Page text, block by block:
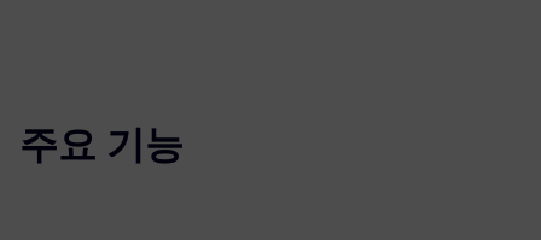
주요 기능